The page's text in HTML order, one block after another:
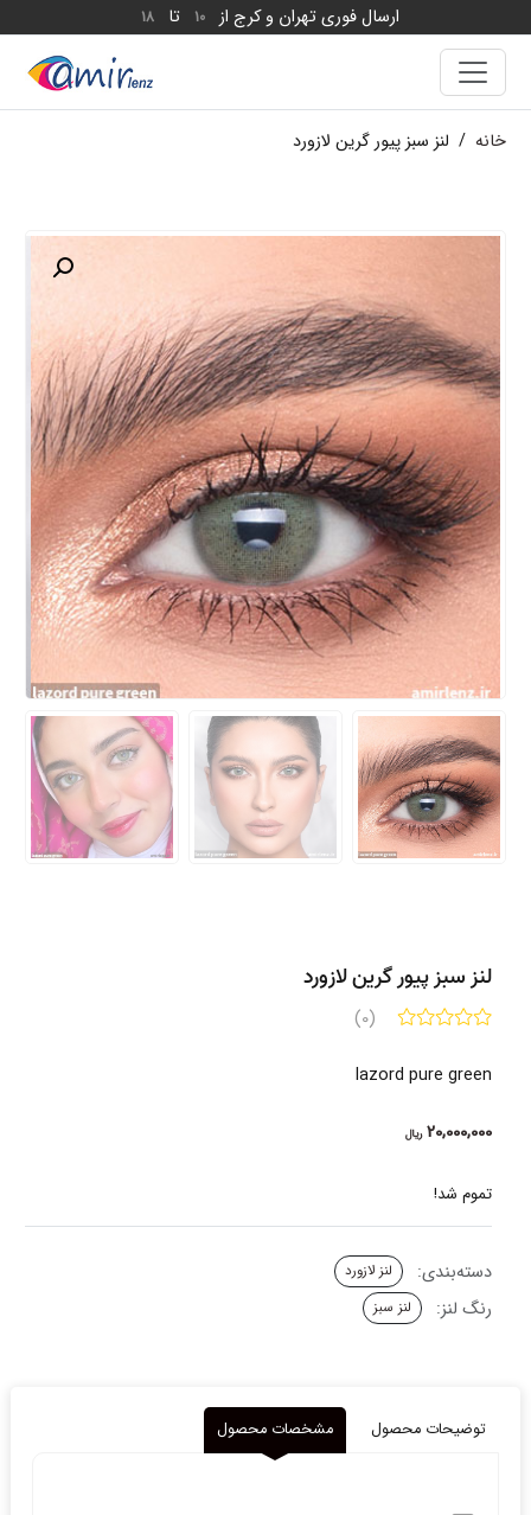
ارسال فوری تهران و کرج از 10 تا 18
خانه / لنز سبز پیور گرین لازورد
لنز سبز پیور گرین لازورد
(0)
lazord pure green
20,000,000 ریال
تموم شد!
دسته‌بندی: لنز لازورد
رنگ لنز: لنز سبز
توضیحات محصول مشخصات محصول